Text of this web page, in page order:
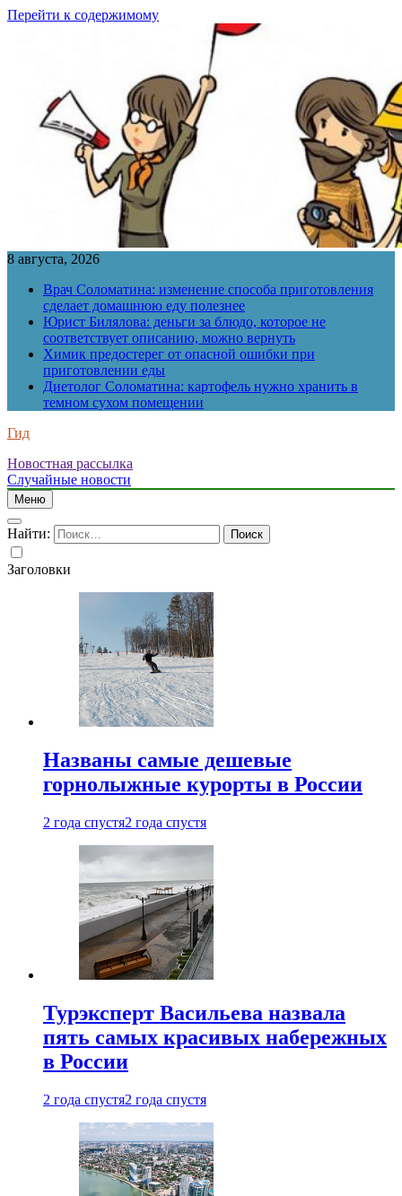
Перейти к содержимому
8 августа, 2026
Врач Соломатина: изменение способа приготовления
сделает домашнюю еду полезнее
Юрист Билялова: деньги за блюдо, которое не
соответствует описанию, можно вернуть
Химик предостерег от опасной ошибки при
приготовлении еды
Диетолог Соломатина: картофель нужно хранить в
темном сухом помещении
Гид
Новостная рассылка
Случайные новости
Меню
Найти:
Заголовки
Названы самые дешевые
горнолыжные курорты в России
2 года спустя2 года спустя
Турэксперт Васильева назвала
пять самых красивых набережных
в России
2 года спустя2 года спустя